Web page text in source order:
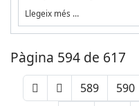
Llegeix més …
Pàgina 594 de 617
589 590